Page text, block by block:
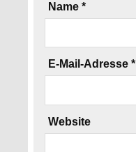
Name*
E-Mail-Adresse*
Website